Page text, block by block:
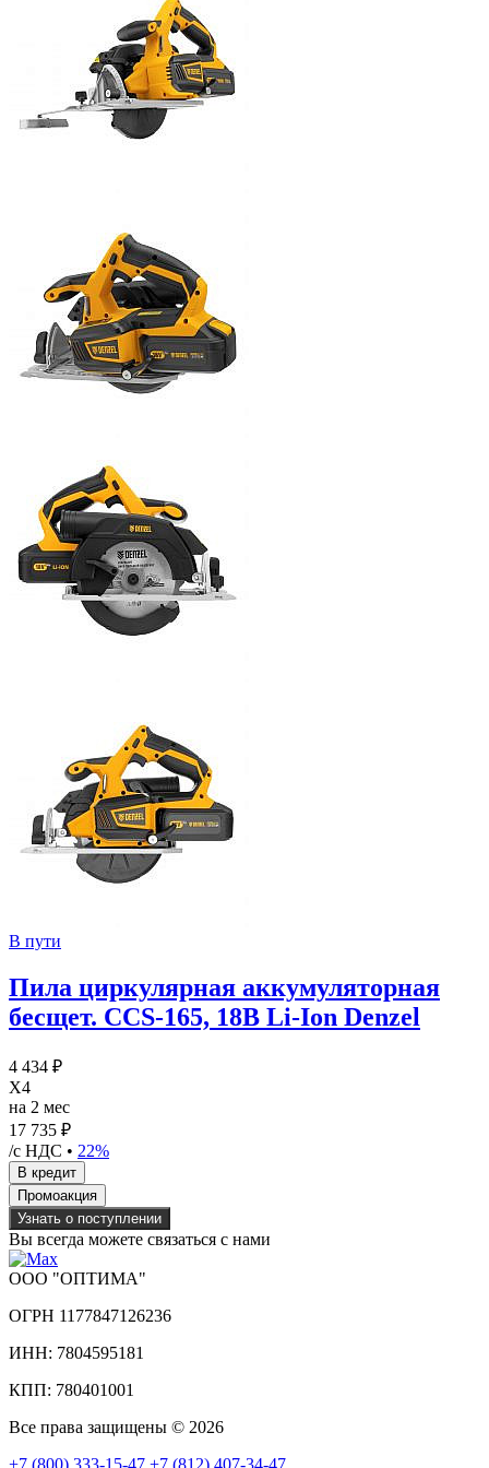
В пути
Пила циркулярная аккумуляторная
бесщет. CCS-165, 18В Li-Ion Denzel
4 434 ₽
X4
на 2 мес
17 735 ₽
/с НДС • 22%
Узнать о поступлении
Вы всегда можете связаться с нами
ООО "ОПТИМА"
ОГРН 1177847126236
ИНН: 7804595181
КПП: 780401001
Все права защищены © 2026
+7 (800) 333-15-47 +7 (812) 407-34-47